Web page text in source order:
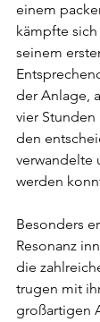
einem
kämpfte
seinem
der Anlage,
vier Stunden
den
verwandelte
werden
Besonders
Resonanz
die
trugen mit
großartigen